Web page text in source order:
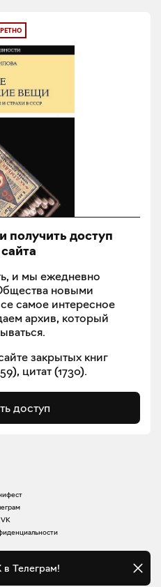
получить доступ
и мы ежедневно
новыми
самое интересное
архив, который
закрытых книг
), цитат (1730).
доступ
VK
Телеграм!